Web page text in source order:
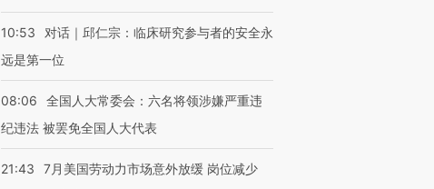
10:53
对话｜邱仁宗：临床研究参与者的安全永
远是第一位
08:06
全国人大常委会：六名将领涉嫌严重违
纪违法 被罢免全国人大代表
21:43
7月美国劳动力市场意外放缓 岗位减少